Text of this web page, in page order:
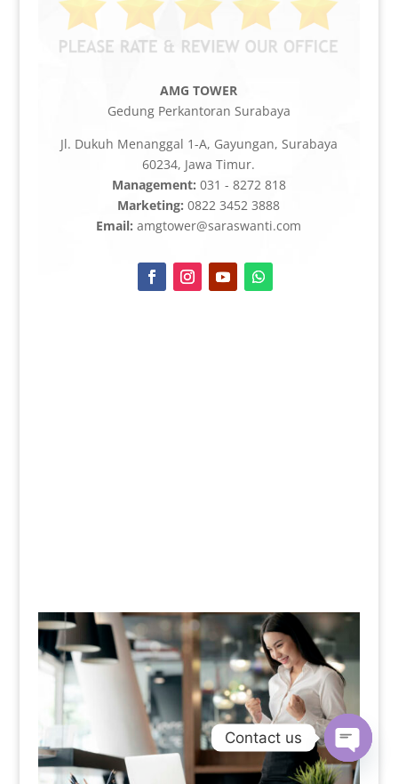
AMG TOWER
Gedung Perkantoran Surabaya
Jl. Dukuh Menanggal 1-A, Gayungan, Surabaya
60234, Jawa Timur.
Management: 031 - 8272 818
Marketing: 0822 3452 3888
Email: amgtower@saraswanti.com
Contact us
Open